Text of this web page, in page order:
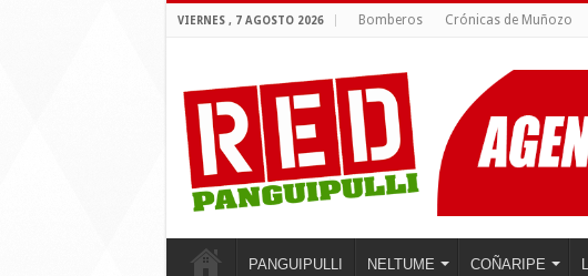
VIERNES , 7 AGOSTO 2026 Bomberos Crónicas de Muñozo
PANGUIPULLI NELTUME COÑARIPE